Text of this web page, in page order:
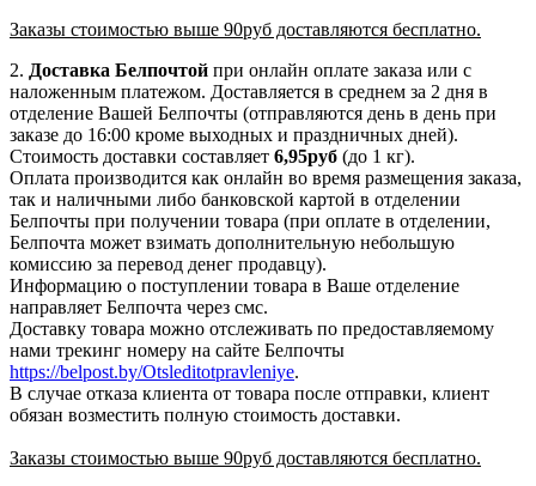
Заказы стоимостью выше 90руб доставляются бесплатно.
2. Доставка Белпочтой при онлайн оплате заказа или с
наложенным платежом. Доставляется в среднем за 2 дня в
отделение Вашей Белпочты (отправляются день в день при
заказе до 16:00 кроме выходных и праздничных дней).
Стоимость доставки составляет 6,95руб (до 1 кг).
Оплата производится как онлайн во время размещения заказа,
так и наличными либо банковской картой в отделении
Белпочты при получении товара (при оплате в отделении,
Белпочта может взимать дополнительную небольшую
комиссию за перевод денег продавцу).
Информацию о поступлении товара в Ваше отделение
направляет Белпочта через смс.
Доставку товара можно отслеживать по предоставляемому
нами трекинг номеру на сайте Белпочты
https://belpost.by/Otsleditotpravleniye.
В случае отказа клиента от товара после отправки, клиент
обязан возместить полную стоимость доставки.
Заказы стоимостью выше 90руб доставляются бесплатно.